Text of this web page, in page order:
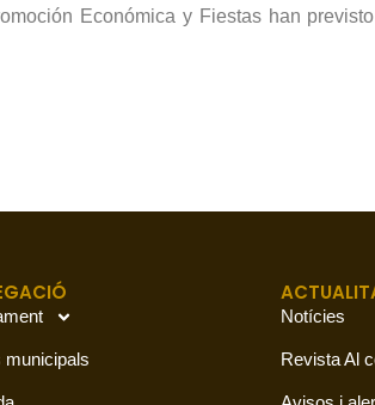
Económica y Fiestas han
municipals
Notícies
Revista Al